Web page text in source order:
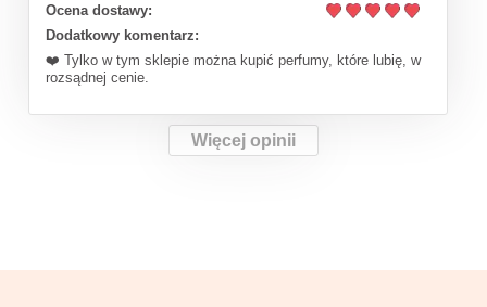
Ocena dostawy:
Dodatkowy komentarz:
❤️ Tylko w tym sklepie można kupić perfumy, które lubię, w
rozsądnej cenie.
Więcej opinii